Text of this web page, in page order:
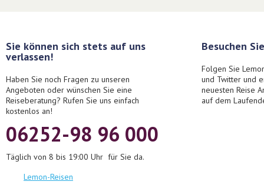
Sie können sich stets auf uns
verlassen!
Haben Sie noch Fragen zu unseren
Angeboten oder wünschen Sie eine
Reiseberatung? Rufen Sie uns einfach
kostenlos an!
06252-98 96 000
Täglich von 8 bis 19:00 Uhr für Sie da.
Lemon-Reisen
Besuchen
Folgen Sie
und Twitter und
neuesten Reise
auf dem